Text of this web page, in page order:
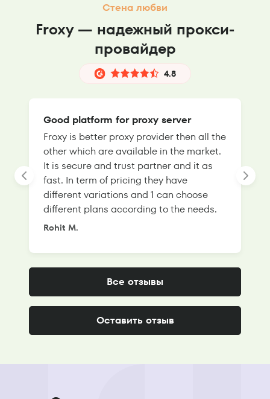
Стена любви
Froxy — надежный прокси-
провайдер
4.8
Good platform for proxy server
Froxy is better proxy provider then all the
other which are available in the market.
It is secure and trust partner and it as
fast. In term of pricing they have
different variations and 1 can choose
different plans according to the needs.
Rohit M.
Все отзывы
Оставить отзыв